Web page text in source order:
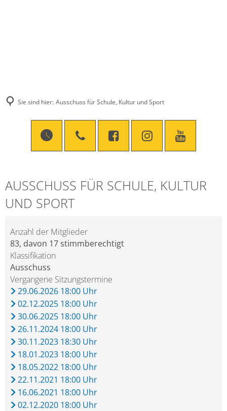
Sie sind hier: Ausschuss für Schule, Kultur und Sport
AUSSCHUSS FÜR SCHULE, KULTUR
UND SPORT
Anzahl der Mitglieder
83, davon 17 stimmberechtigt
Klassifikation
Ausschuss
Vergangene Sitzungstermine
29.06.2026 18:00 Uhr
02.12.2025 18:00 Uhr
30.06.2025 18:00 Uhr
26.11.2024 18:00 Uhr
30.11.2023 18:30 Uhr
18.01.2023 18:00 Uhr
18.05.2022 18:00 Uhr
22.11.2021 18:00 Uhr
16.06.2021 18:00 Uhr
02.12.2020 18:00 Uhr